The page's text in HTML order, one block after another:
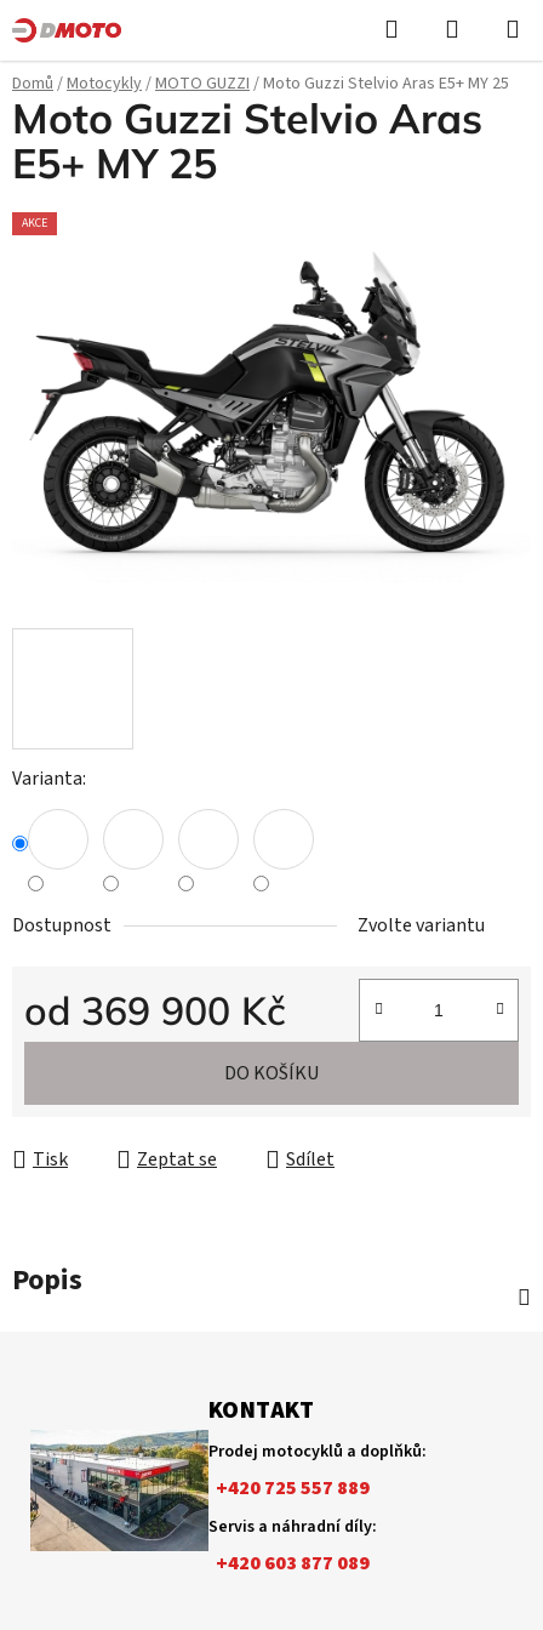
Přejít
na
obsah
Hledat
KOŠÍK
Domů/Motocykly/MOTO GUZZI/Moto Guzzi Stelvio Aras E5+ MY 25
Varianta:
Dostupnost Zvolte variantu
od 369 900 Kč
Měrná cena:
DO KOŠÍKU
Tisk Zeptat se Sdílet
Moto Guzzi Stelvio Aras
E5+ MY 25
AKCE
Popis
KONTAKT
Prodej motocyklů a doplňků:
+420 725 557 889
Servis a náhradní díly:
+420 603 877 089